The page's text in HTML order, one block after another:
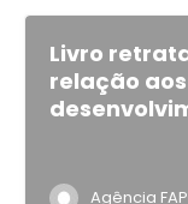
Livro
relação
Agência